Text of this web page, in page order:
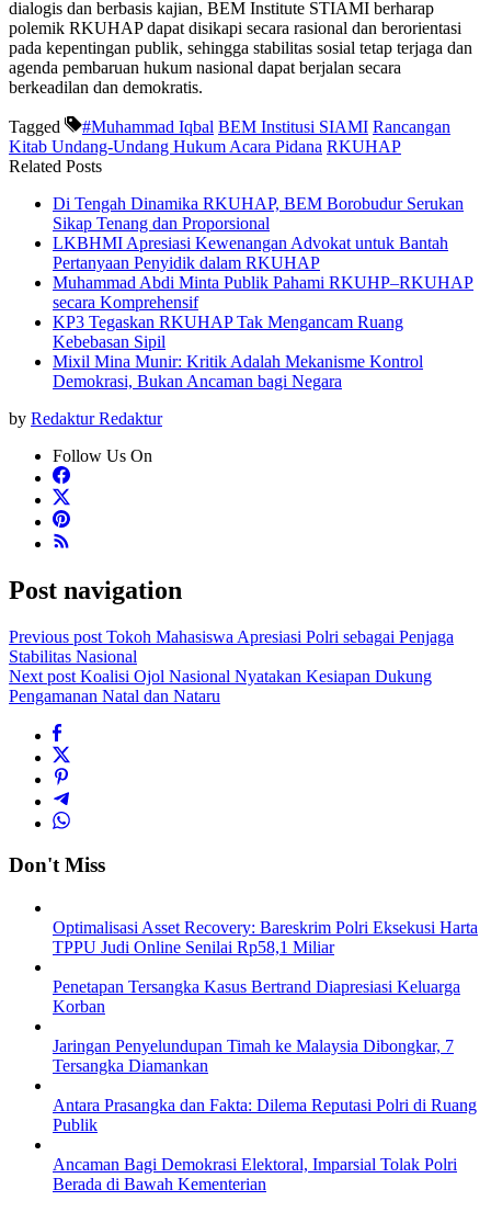
dialogis dan berbasis kajian, BEM Institute STIAMI berharap
polemik RKUHAP dapat disikapi secara rasional dan berorientasi
pada kepentingan publik, sehingga stabilitas sosial tetap terjaga dan
agenda pembaruan hukum nasional dapat berjalan secara
berkeadilan dan demokratis.
Tagged #Muhammad Iqbal BEM Institusi SIAMI Rancangan
Kitab Undang-Undang Hukum Acara Pidana RKUHAP
Related Posts
Di Tengah Dinamika RKUHAP, BEM Borobudur Serukan
Sikap Tenang dan Proporsional
LKBHMI Apresiasi Kewenangan Advokat untuk Bantah
Pertanyaan Penyidik dalam RKUHAP
Muhammad Abdi Minta Publik Pahami RKUHP–RKUHAP
secara Komprehensif
KP3 Tegaskan RKUHAP Tak Mengancam Ruang
Kebebasan Sipil
Mixil Mina Munir: Kritik Adalah Mekanisme Kontrol
Demokrasi, Bukan Ancaman bagi Negara
by Redaktur Redaktur
Follow Us On
Post navigation
Previous post Tokoh Mahasiswa Apresiasi Polri sebagai Penjaga
Stabilitas Nasional
Next post Koalisi Ojol Nasional Nyatakan Kesiapan Dukung
Pengamanan Natal dan Nataru
Don't Miss
Optimalisasi Asset Recovery: Bareskrim Polri Eksekusi Harta
TPPU Judi Online Senilai Rp58,1 Miliar
Penetapan Tersangka Kasus Bertrand Diapresiasi Keluarga
Korban
Jaringan Penyelundupan Timah ke Malaysia Dibongkar, 7
Tersangka Diamankan
Antara Prasangka dan Fakta: Dilema Reputasi Polri di Ruang
Publik
Ancaman Bagi Demokrasi Elektoral, Imparsial Tolak Polri
Berada di Bawah Kementerian